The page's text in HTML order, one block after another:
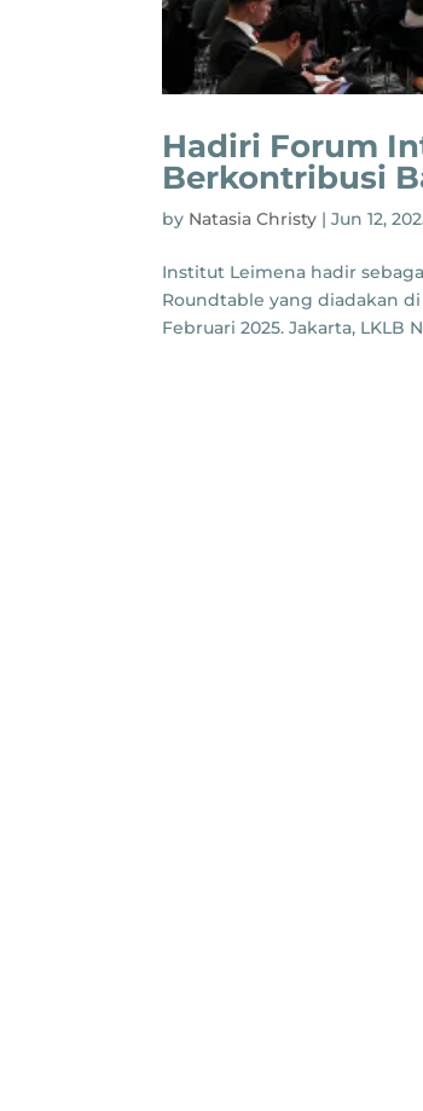
Hadiri Forum
Berkontribusi
by Natasia Christy |Jun 12,
Institut Leimena hadir
Roundtable yang diadakan
Februari 2025. Jakarta, LKLB